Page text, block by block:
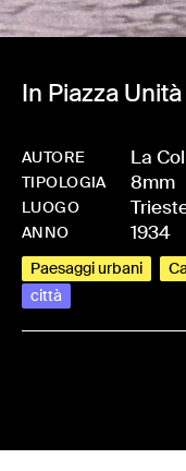
In Piazza
AUTORE La
TIPOLOGIA 8mm
LUOGO
ANNO 1934
Paesaggi urbani
città